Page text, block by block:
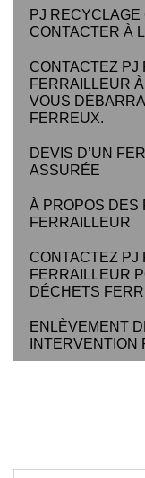
PJ
CONTACTER À
CONTACTEZ PJ
FERRAILLEUR
VOUS
FERREUX.
DEVIS D’UN
ASSURÉE
À PROPOS DES
FERRAILLEUR
CONTACTEZ PJ
FERRAILLEUR
DÉCHETS
ENLÈVEMENT
INTERVENTION